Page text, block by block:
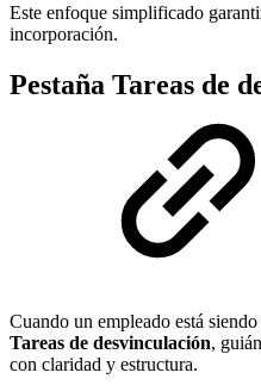
Este enfoque simplificado
incorporación.
Pestaña Tareas de
Cuando un empleado está
Tareas de desvinculación,
con claridad y estructura.